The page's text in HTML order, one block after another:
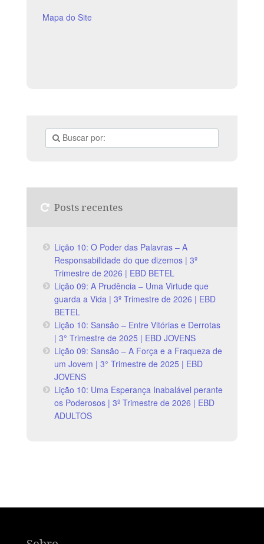
103.3 O Senhor é quem
Mapa do Site
Posts recentes
Lição 10: O Poder das Palavras – A
Responsabilidade do que dizemos | 3º
Trimestre de 2026 | EBD BETEL
Lição 09: A Prudência – Uma Virtude que
guarda a Vida | 3º Trimestre de 2026 | EBD
BETEL
Lição 10: Sansão – Entre Vitórias e Derrotas
| 3° Trimestre de 2025 | EBD JOVENS
Lição 09: Sansão – A Força e a Fraqueza de
um Jovem | 3° Trimestre de 2025 | EBD
JOVENS
Lição 10: Uma Esperança Inabalável perante
os Poderosos | 3º Trimestre de 2026 | EBD
ADULTOS